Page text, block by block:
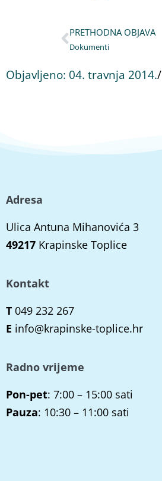
PRETHODNA OBJAVA
Dokumenti
Objavljeno: 04. travnja 2014./
Adresa
Ulica Antuna Mihanovića 3
49217 Krapinske Toplice
Kontakt
T 049 232 267
E info@krapinske-toplice.hr
Radno vrijeme
Pon-pet: 7:00 – 15:00 sati
Pauza: 10:30 – 11:00 sati